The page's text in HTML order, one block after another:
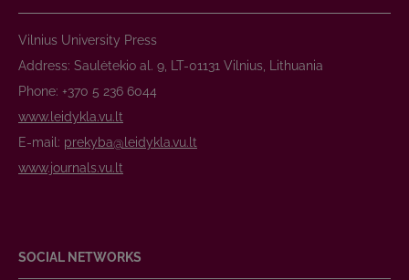
Vilnius University Press
Address: Saulėtekio al. 9, LT-01131 Vilnius, Lithuania
Phone: +370 5 236 6044
www.leidykla.vu.lt
E-mail: prekyba@leidykla.vu.lt
www.journals.vu.lt
SOCIAL NETWORKS